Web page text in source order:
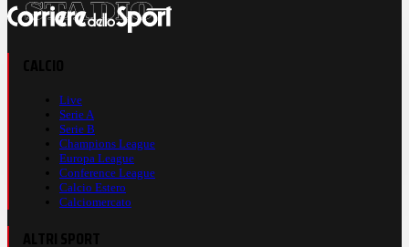
Live
Serie A
Serie B
Champions League
Europa League
Conference League
Calcio Estero
Calciomercato